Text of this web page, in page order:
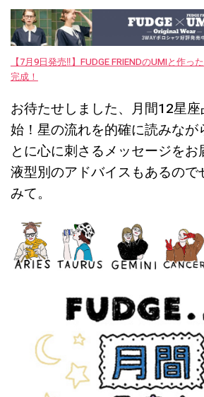
【7月9日発売‼︎】FUDGE FRIENDのUMIと作っ
完成！
お待たせしました、月間12星
始！星の流れを的確に読みな
とに心に刺さるメッセージをお
液型別のアドバイスもあるので
みて。